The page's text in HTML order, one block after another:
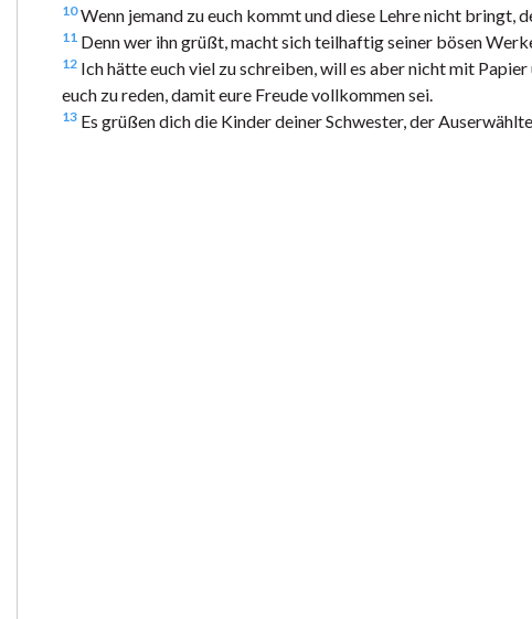
10Wenn jemand zu euch kommt und diese Lehre nicht bringt,
11 Denn wer ihn grüßt, macht sich teilhaftig seiner bösen
12 Ich hätte euch viel zu schreiben, will es aber nicht mit
euch zu reden, damit eure Freude vollkommen sei.
13 Es grüßen dich die Kinder deiner Schwester, der